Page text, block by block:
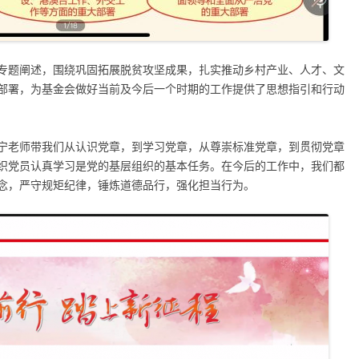
题阐述，围绕巩固拓展脱贫攻坚成果，扎实推动乡村产业、人才、文
署，为基金会做好当前及今后一个时期的工作提供了思想指引和行动
老师带我们从认识党章，到学习党章，从尊崇标准党章，到贯彻党章
党员认真学习是党的基层组织的基本任务。在今后的工作中，我们都
严守规矩纪律，锤炼道德品行，强化担当行为。